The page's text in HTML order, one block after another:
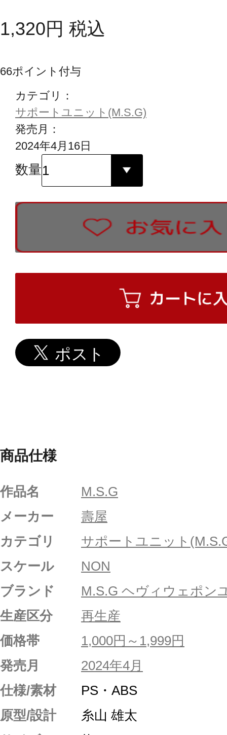
1,320円 税込
66ポイント付与
カテゴリ：
サポートユニット(M.S.G)
発売月：
2024年4月16日
数量
商品仕様
作品名
M.S.G
メーカー
壽屋
カテゴリ
サポートユニット
スケール
NON
ブランド
M.S.G ヘヴィウェポン
生産区分
再生産
価格帯
1,000円～1,999円
発売月
2024年4月
仕様/素材
PS・ABS
原型/設計
糸山 雄太